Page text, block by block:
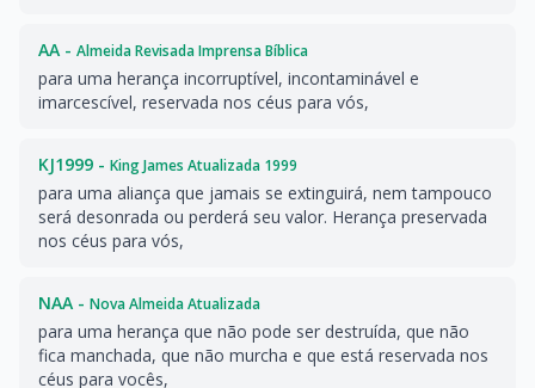
AA - Almeida Revisada Imprensa Bíblica
para uma herança incorruptível, incontaminável e
imarcescível, reservada nos céus para vós,
KJ1999 - King James Atualizada 1999
para uma aliança que jamais se extinguirá, nem tampouco
será desonrada ou perderá seu valor. Herança preservada
nos céus para vós,
NAA - Nova Almeida Atualizada
para uma herança que não pode ser destruída, que não
fica manchada, que não murcha e que está reservada nos
céus para vocês,